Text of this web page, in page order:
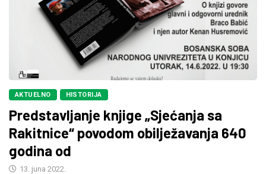
AKTUELNO HISTORIJA
Predstavljanje knjige „Sjećanja sa
Rakitnice“ povodom obilježavanja 640
godina od
13. juna 2022.